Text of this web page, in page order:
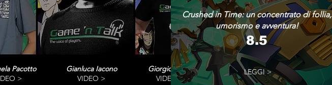
Pacotto
>
Gianluca Iacono
VIDEO >
Giorgio Vanni
VIDEO>
Crushed in Time: un concentrato di follia,
umorismo e avventura!
8.5
LEGGI >